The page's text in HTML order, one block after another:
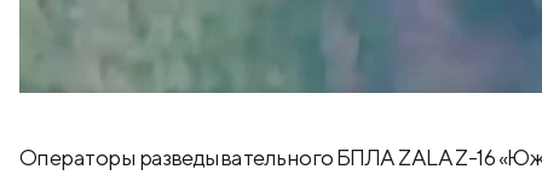
Операторы разведывательного БПЛА ZALA Z-16